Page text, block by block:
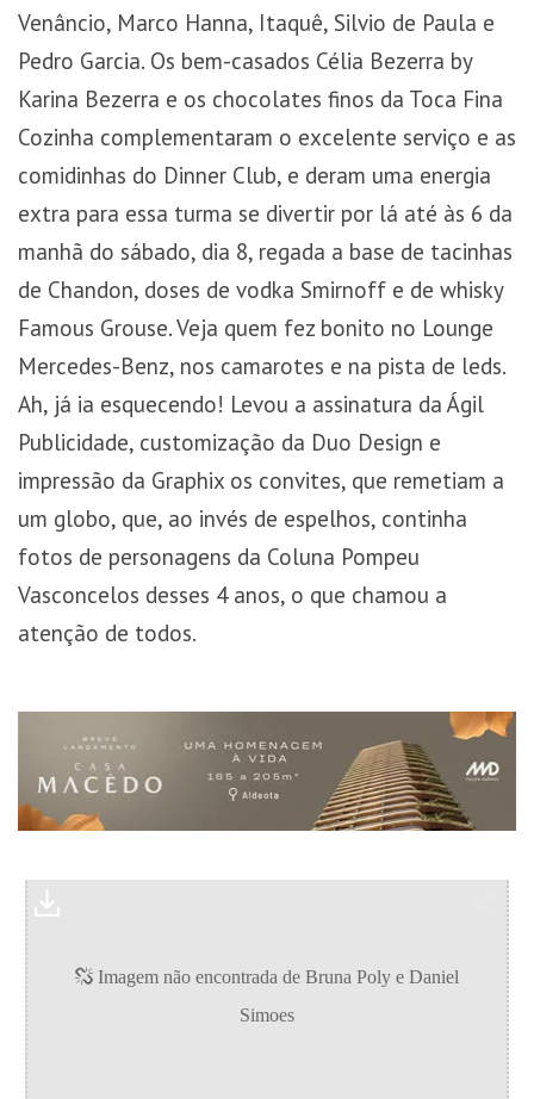
Venâncio, Marco Hanna, Itaquê, Silvio de Paula e
Pedro Garcia. Os bem-casados Célia Bezerra by
Karina Bezerra e os chocolates finos da Toca Fina
Cozinha complementaram o excelente serviço e as
comidinhas do Dinner Club, e deram uma energia
extra para essa turma se divertir por lá até às 6 da
manhã do sábado, dia 8, regada a base de tacinhas
de Chandon, doses de vodka Smirnoff e de whisky
Famous Grouse. Veja quem fez bonito no Lounge
Mercedes-Benz, nos camarotes e na pista de leds.
Ah, já ia esquecendo! Levou a assinatura da Ágil
Publicidade, customização da Duo Design e
impressão da Graphix os convites, que remetiam a
um globo, que, ao invés de espelhos, continha
fotos de personagens da Coluna Pompeu
Vasconcelos desses 4 anos, o que chamou a
atenção de todos.